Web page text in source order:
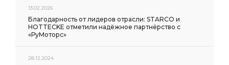
13.02.2026
Благодарность от лидеров отрасли: STARCO и
HOTTECKE отметили надёжное партнёрство с
«РуМоторс»
28.12.2024